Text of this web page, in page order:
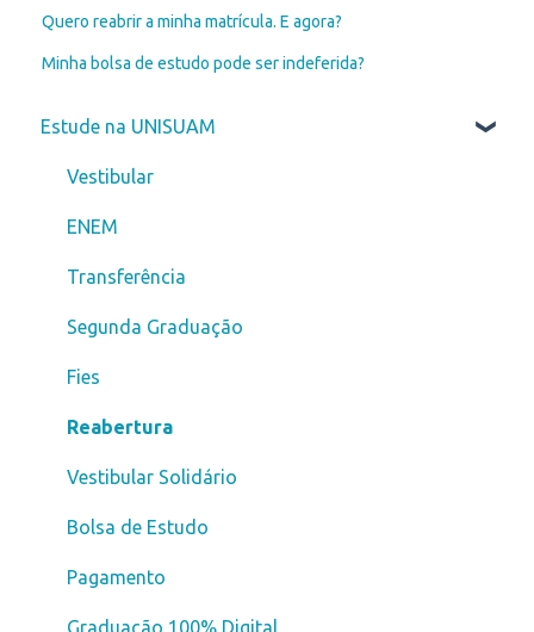
Quero reabrir a minha matrícula. E agora?
Minha bolsa de estudo pode ser indeferida?
Estude na UNISUAM
Vestibular
ENEM
Transferência
Segunda Graduação
Fies
Reabertura
Vestibular Solidário
Bolsa de Estudo
Pagamento